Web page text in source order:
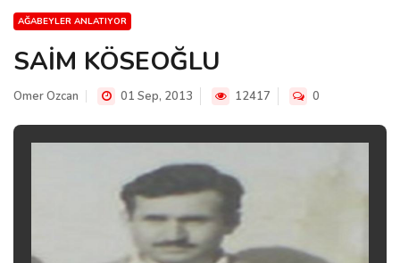
AĞABEYLER ANLATIYOR
SAİM KÖSEOĞLU
Omer Ozcan 01 Sep, 2013 12417 0